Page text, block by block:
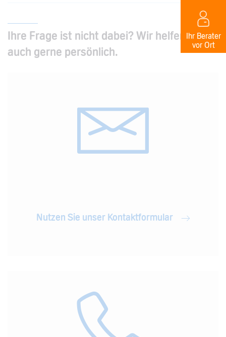
Ihre Frage ist nicht dabei? Wir helfen Ihnen
auch gerne persönlich.
Nutzen Sie unser Kontaktformular
Ihr Berater
vor Ort